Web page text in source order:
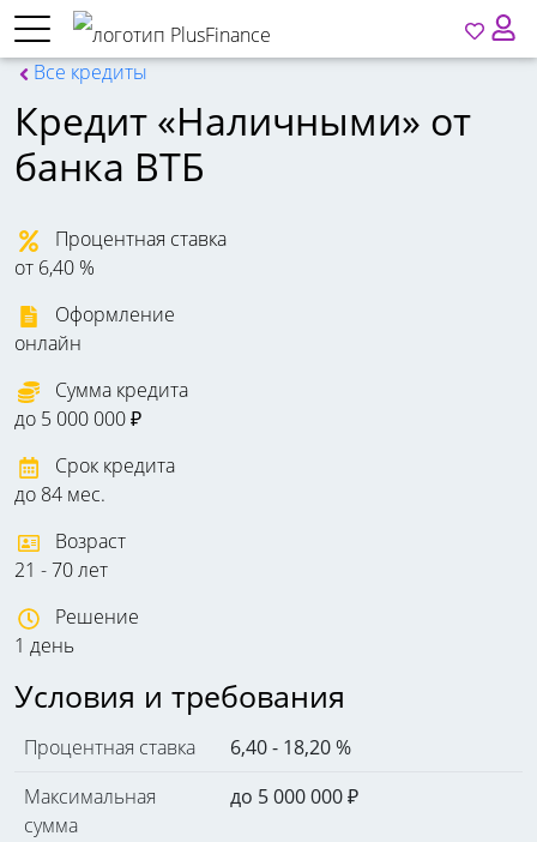
Все кредиты
Кредит «Наличными» от
банка ВТБ
Процентная ставка
от 6,40 %
Сумма кредита
до 5 000 000 ₽
Срок кредита
до 84 мес.
Возраст
21 - 70 лет
Решение
1 день
Оформление
онлайн
Условия и требования
Процентная ставка
6,40 - 18,20 %
Максимальная
сумма
до 5 000 000₽